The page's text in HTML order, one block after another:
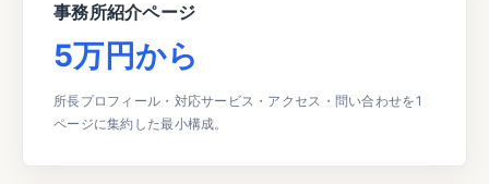
事務所紹介ページ
5万円から
所長プロフィール・対応サービス・アクセス・問い合わせを1
ページに集約した最小構成。